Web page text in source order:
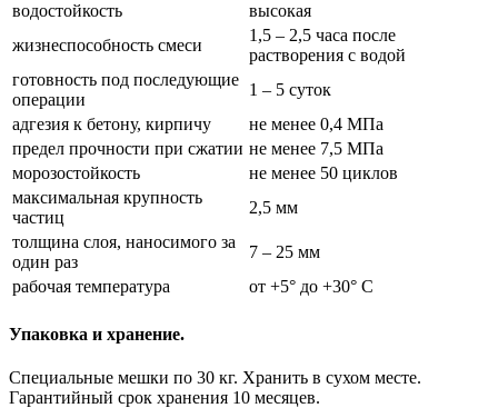
водостойкость
высокая
жизнеспособность смеси
1,5 – 2,5 часа после
растворения с водой
готовность под последующие
операции
1 – 5 суток
адгезия к бетону, кирпичу
не менее 0,4 МПа
предел прочности при сжатии не менее 7,5 МПа
морозостойкость
не менее 50 циклов
максимальная крупность
частиц
2,5 мм
толщина слоя, наносимого за
один раз
7 – 25 мм
рабочая температура
от +5° до +30° С
Упаковка и хранение.
Специальные мешки по 30 кг. Хранить в сухом месте.
Гарантийный срок хранения 10 месяцев.